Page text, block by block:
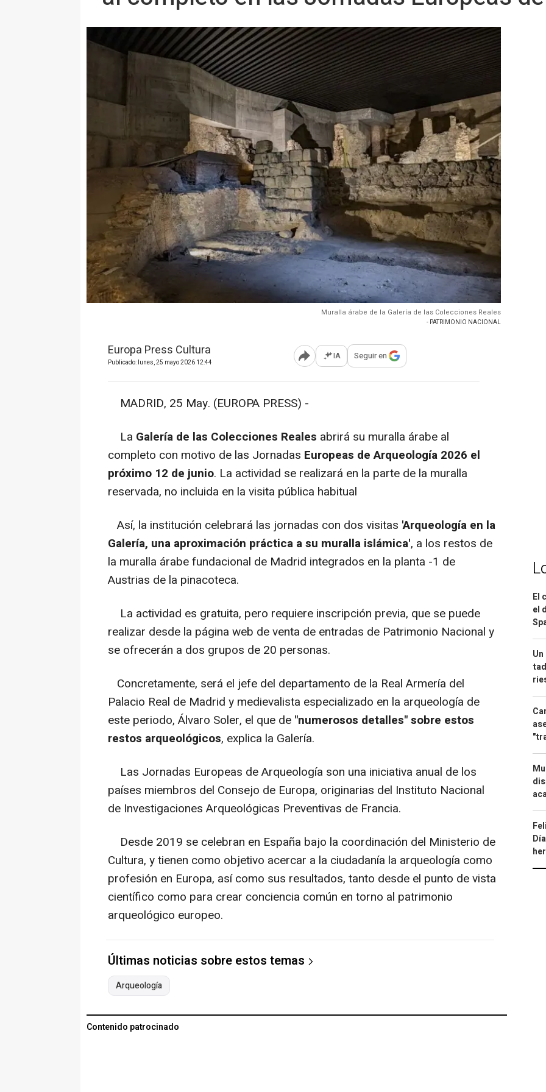
Muralla árabe de la Galería de las Colecciones Reales
- PATRIMONIO NACIONAL
Europa Press Cultura
Publicado: lunes, 25 mayo 2026 12:44 Abrir opciones para compartir
IA Seguir en
MADRID, 25 May. (EUROPA PRESS) -
La Galería de las Colecciones Reales abrirá su muralla árabe al
completo con motivo de las Jornadas Europeas de Arqueología 2026 el
próximo 12 de junio. La actividad se realizará en la parte de la muralla
reservada, no incluida en la visita pública habitual
Así, la institución celebrará las jornadas con dos visitas 'Arqueología en la
Galería, una aproximación práctica a su muralla islámica', a los restos de
la muralla árabe fundacional de Madrid integrados en la planta -1 de
Austrias de la pinacoteca.
La actividad es gratuita, pero requiere inscripción previa, que se puede
realizar desde la página web de venta de entradas de Patrimonio Nacional y
se ofrecerán a dos grupos de 20 personas.
Concretamente, será el jefe del departamento de la Real Armería del
Palacio Real de Madrid y medievalista especializado en la arqueología de
este periodo, Álvaro Soler, el que de "numerosos detalles" sobre estos
restos arqueológicos, explica la Galería.
Las Jornadas Europeas de Arqueología son una iniciativa anual de los
países miembros del Consejo de Europa, originarias del Instituto Nacional
de Investigaciones Arqueológicas Preventivas de Francia.
Desde 2019 se celebran en España bajo la coordinación del Ministerio de
Cultura, y tienen como objetivo acercar a la ciudadanía la arqueología como
profesión en Europa, así como sus resultados, tanto desde el punto de vista
científico como para crear conciencia común en torno al patrimonio
arqueológico europeo.
Últimas noticias sobre estos temas
Arqueología
Contenido patrocinado
El
el